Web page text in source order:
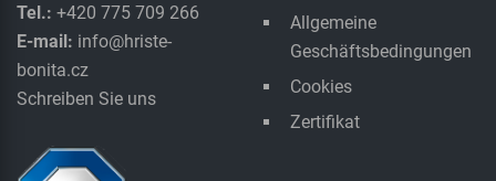
Tel.: +420 775 709 266
E-mail: info@hriste-
bonita.cz
Schreiben Sie uns
Allgemeine
Geschäftsbedingungen
Cookies
Zertifikat